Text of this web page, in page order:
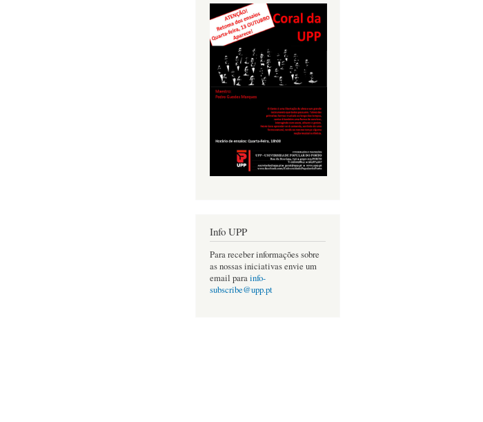
Info UPP
Para receber informações sobre
as nossas iniciativas envie um
email parainfo-
subscribe@upp.pt